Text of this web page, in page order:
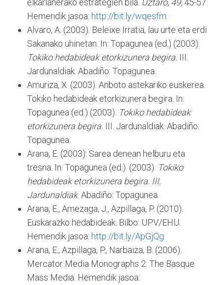
elkarlanerako estrategien bila. Uztaro, 49, 45-57.
Hemendik jasoa: http://bit.ly/wqesfm
Alvaro, A. (2003). Beleixe Irratia, lau urte eta erdi
Sakanako uhinetan. In: Topagunea (ed.) (2003).
Tokiko hedabideak etorkizunera begira. III.
Jardunaldiak. Abadiño: Topagunea.
Amuriza, X. (2003). Anboto astekariko euskerea.
Tokiko hedabideak etorkizunera begira. In:
Topagunea (ed.) (2003). Tokiko hedabideak
etorkizunera begira. III. Jardunaldiak. Abadiño:
Topagunea.
Arana, E. (2003): Sarea denean helburu eta
tresna. In: Topagunea (ed.). (2003). Tokiko
hedabideak etorkizunera begira. III.
Jardunaldiak. Abadiño: Topagunea.
Arana, E., Amezaga, J., Azpillaga, P. (2010).
Euskarazko hedabideak. Bilbo: UPV/EHU.
Hemendik jasoa: http://bit.ly/ApGjQg
Arana, E., Azpillaga, P., Narbaiza, B. (2006).
Mercator Media Monographs 2: The Basque
Mass Media. Hemendik jasoa: